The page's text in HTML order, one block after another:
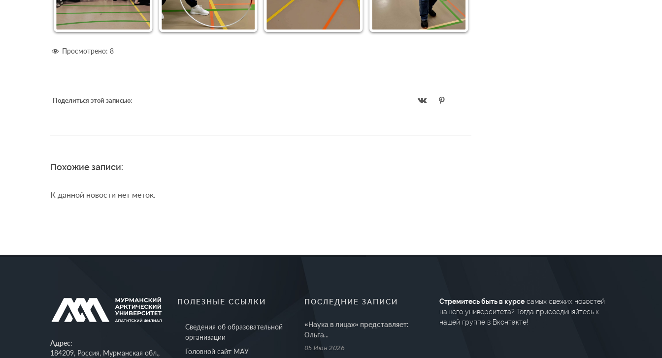
Просмотрено: 8
Поделиться этой записью:
Похожие записи:
К данной новости нет меток.
Адрес:
184209, Россия, Мурманская обл.,
ПОЛЕЗНЫЕ ССЫЛКИ
Сведения об образовательной
организации
Головной сайт МАУ
ПОСЛЕДНИЕ ЗАПИСИ
«Наука в лицах» представляет:
Ольга...
05 Июн 2026
Стремитесь быть в курсе самых свежих новостей
нашего университета? Тогда присоединяйтесь к
нашей группе в Вконтакте!